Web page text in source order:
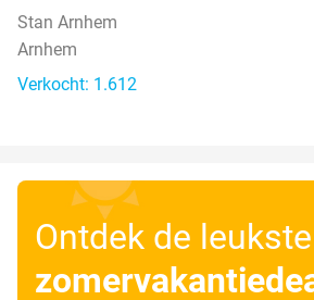
Stan Arnhem
Arnhem
Verkocht: 1.612
Ontdek de leukste